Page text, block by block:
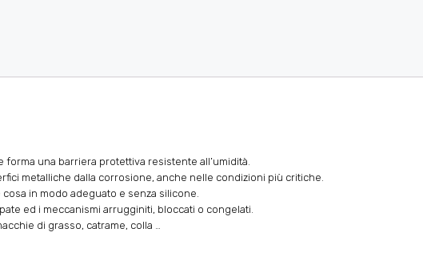
e forma una barriera protettiva resistente all’umidità.
metalliche dalla corrosione, anche nelle condizioni più critiche.
cosa in modo adeguato e senza silicone.
ed i meccanismi arrugginiti, bloccati o congelati.
di grasso, catrame, colla …